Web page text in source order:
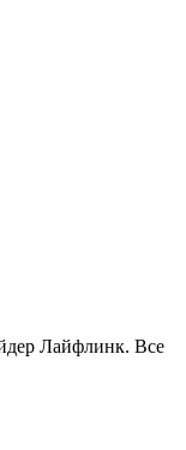
Лайфлинк. Все